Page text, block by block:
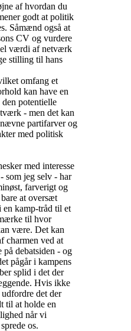
af hvordan du
godt at politik
Såmænd også at
CV og vurdere
værdi af netværk
stilling til hans
omfang et
kan have en
potentielle
- men det kan
partifarver og
med politisk
med interesse
som jeg selv - har
farverigt og
at oversæt
kamp-tråd til et
til hvor
være. Det kan
charmen ved at
debatsiden - og
pågår i kampens
splid i det der
Hvis ikke
det der
til at holde en
når vi
os.